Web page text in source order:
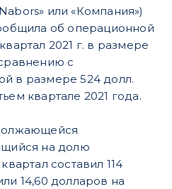
или «Компания»)
об операционной
2021 г. в размере
с
в размере 524 долл.
квартале 2021 года.
на долю
составил 114
14,60 долларов на